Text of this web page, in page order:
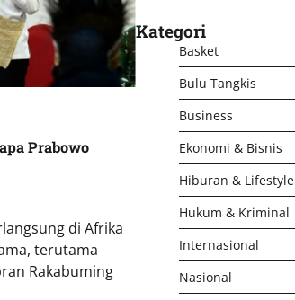
Prabowo
di Afrika
terutama
Rakabuming
Kategori
Basket
Bulu Tangkis
Business
Ekonomi & Bisnis
Hiburan & Lifestyle
Hukum & Kriminal
Internasional
Nasional